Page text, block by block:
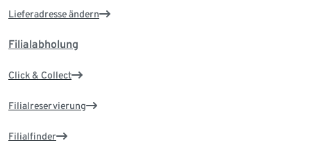
Lieferadresse ändern
Filialabholung
Click & Collect
Filialreservierung
Filialfinder